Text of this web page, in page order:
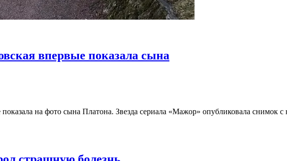
впервые показала сына
на фото сына Платона. Звезда сериала «Мажор» опубликовала снимок